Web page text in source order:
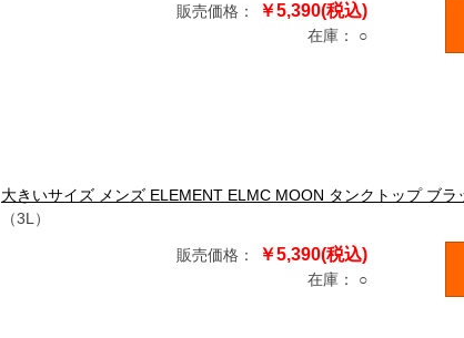
販売価格： ￥5,390(税込)
在庫： ○
大きいサイズ メンズ ELEMENT ELMC MOON タンクトップ ブラ
（3L）
販売価格： ￥5,390(税込)
在庫： ○